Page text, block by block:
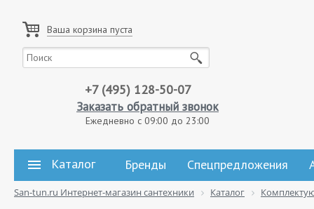
Ваша корзина пуста
+7 (495) 128-50-07
Заказать обратный звонок
Ежедневно с 09:00 до 23:00
Каталог Бренды Спецпредложения
San-tun.ru Интернет-магазин сантехники Каталог